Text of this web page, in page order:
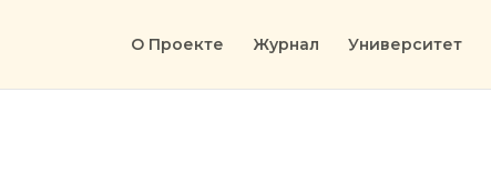
О Проекте Журнал Университет